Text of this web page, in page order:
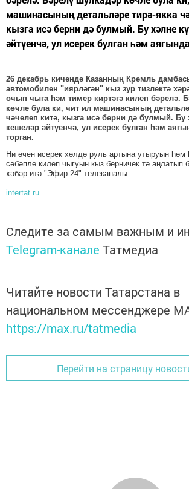
машинасының детальләре тирә-якка
кызга исә берни дә булмый. Бу хәлне
әйтүенчә, ул исерек булган һәм
26 декабрь кичендә Казанның Кремль
автомобилен "иярләгән" кыз зур тизлектә
очып чыга һәм тимер киртәгә килеп бәрелә.
көчле була ки, чит ил машинасының
чәчелеп китә, кызга исә берни дә булмый. Бу
кешеләр әйтүенчә, ул исерек булган һәм
торган.
Ни өчен исерек хәлдә руль артына утыруын һәм
сәбәпле килеп чыгуын кыз берничек тә аңлатып
хәбәр итә "Эфир 24" телеканалы.
intertat.ru
Следите за самым важным и
Telegram-канале Татмедиа
Читайте новости Татарстана в
национальном мессенджере
https://max.ru/tatmedia
Перейти на страницу